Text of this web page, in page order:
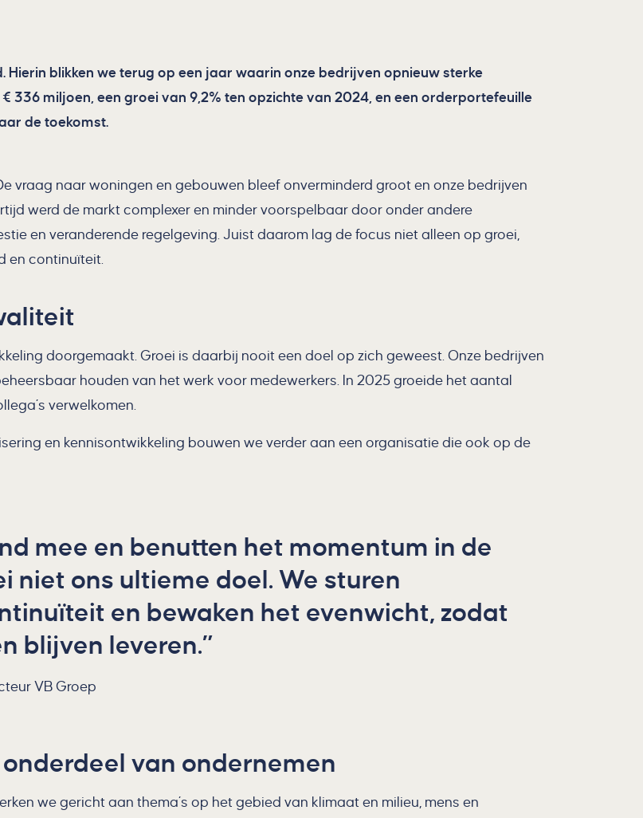
blikken we terug op een jaar waarin onze bedrijven opnieuw sterke
336 miljoen, een groei van 9,2% ten opzichte van 2024, en een orderportefeuille
de toekomst.
vraag naar woningen en gebouwen bleef onverminderd groot en onze bedrijven
werd de markt complexer en minder voorspelbaar door onder andere
en veranderende regelgeving. Juist daarom lag de focus niet alleen op groei,
en continuïteit.
doorgemaakt. Groei is daarbij nooit een doel op zich geweest. Onze bedrijven
houden van het werk voor medewerkers. In 2025 groeide het aantal
verwelkomen.
en kennisontwikkeling bouwen we verder aan een organisatie die ook op de
mee en benutten het momentum in de
niet ons ultieme doel. We sturen
en bewaken het evenwicht, zodat
blijven leveren.
VB Groep
van ondernemen
we gericht aan thema’s op het gebied van klimaat en milieu, mens en